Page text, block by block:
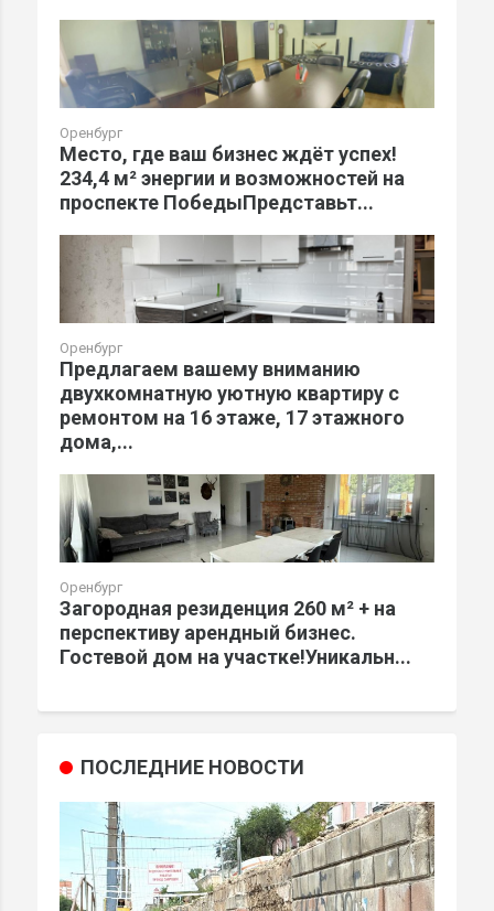
Оренбург
Место, где ваш бизнес ждёт успех!
234,4 м² энергии и возможностей на
проспекте ПобедыПредставьт...
Оренбург
Предлагаем вашему вниманию
двухкомнатную уютную квартиру с
ремонтом на 16 этаже, 17 этажного
дома,...
Оренбург
Загородная резиденция 260 м² + на
перспективу арендный бизнес.
Гостевой дом на участке!Уникальн...
ПОСЛЕДНИЕ НОВОСТИ